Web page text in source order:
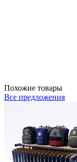
Похожие товары
Все предложения